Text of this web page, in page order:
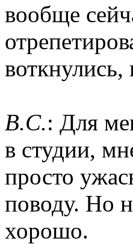
вообще
B.C.: Для
в студии,
просто
поводу. Но
хорошо.